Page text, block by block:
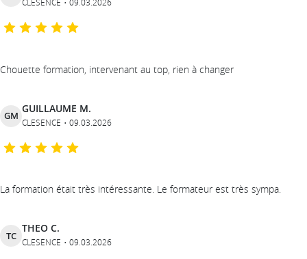
CLESENCE 09.03.2026
Chouette formation, intervenant au top, rien à changer
GM
GUILLAUME M.
CLESENCE 09.03.2026
La formation était très intéressante. Le formateur est très sympa.
TC
THEO C.
CLESENCE 09.03.2026